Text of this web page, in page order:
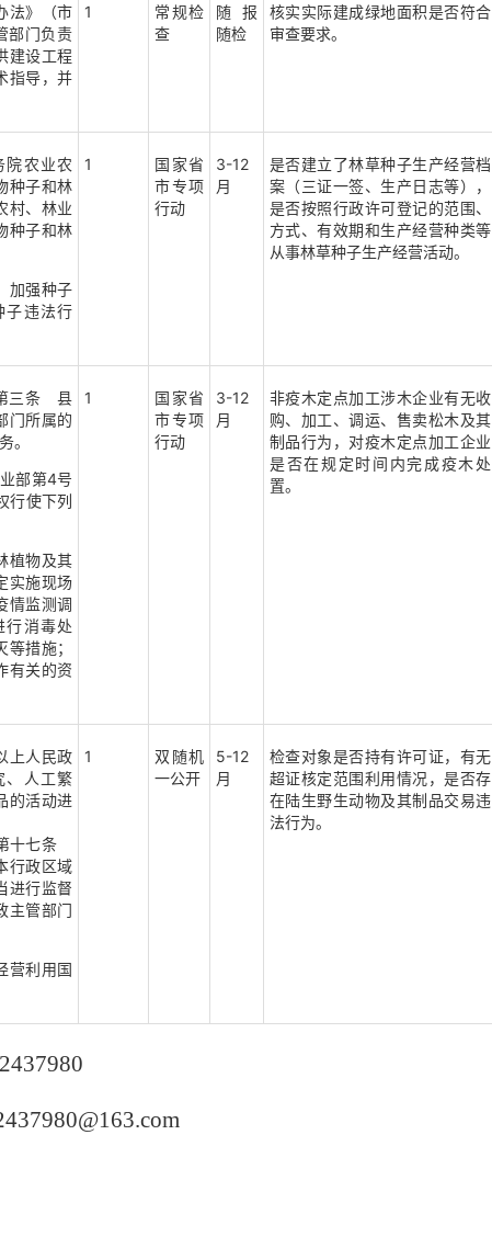
法》（市
部门负责
建设工程
指导，并
1
常规检
查
随报
随检
核实实际建成绿地面积是否符合
审查要求。
农业农
种子和林
村、林业
种子和林
加强种子
子违法行
1
国家省
市专项
行动
3-12
月
是否建立了林草种子生产经营档
案（三证一签、生产日志等），
是否按照行政许可登记的范围、
方式、有效期和生产经营种类等
从事林草种子生产经营活动。
三条 县
门所属的
。
部第4号
行使下列
植物及其
实施现场
情监测调
行消毒处
措施；
有关的资
1
国家省
市专项
行动
3-12
月
非疫木定点加工涉木企业有无收
购、加工、调运、售卖松木及其
制品行为，对疫木定点加工企业
是否在规定时间内完成疫木处
置。
上人民政
、人工繁
的活动进
十七条
行政区域
进行监督
主管部门
营利用国
1
双随机
一公开
5-12
月
检查对象是否持有许可证，有无
超证核定范围利用情况，是否存
在陆生野生动物及其制品交易违
法行为。